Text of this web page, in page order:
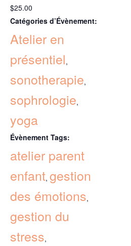
$25.00
Catégories d’Évènement:
Atelier en
présentiel,
sonotherapie,
sophrologie,
yoga
Évènement Tags:
atelier parent
enfant, gestion
des émotions,
gestion du
stress,